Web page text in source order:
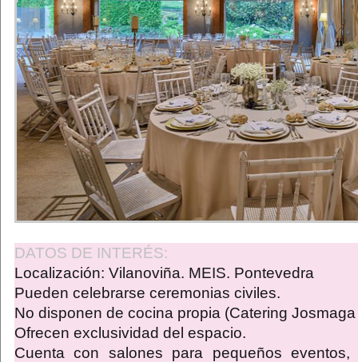
DATOS DE INTERÉS:
Localización: Vilanoviña. MEIS. Pontevedra
Pueden celebrarse ceremonias civiles.
No disponen de cocina propia (Catering
Ofrecen exclusividad del espacio.
Cuenta con salones para pequeños